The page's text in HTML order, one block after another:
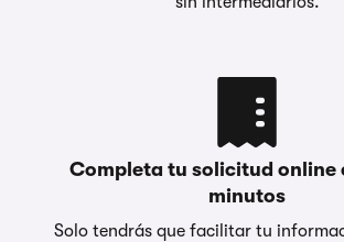
Completa tu solicitud online
minutos
Solo tendrás que facilitar tu